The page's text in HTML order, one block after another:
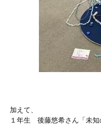
加えて、
１年生 後藤悠希さん「未